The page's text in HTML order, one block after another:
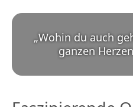
„Wohin du auch
ganzen